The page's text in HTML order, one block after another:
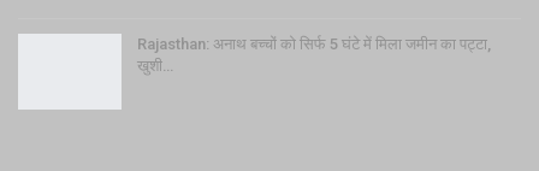
Rajasthan: अनाथ बच्चों को सिर्फ 5 घंटे में मिला जमीन का पट्टा,
खुशी…